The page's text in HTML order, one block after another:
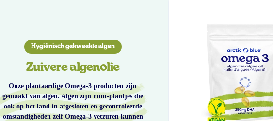
Hygiënisch gekweekte algen
Zuivere algenolie
Onze plantaardige Omega-3 producten zijn
gemaakt van algen. Algen zijn mini-plantjes die
ook op het land in afgesloten en gecontroleerde
omstandigheden zelf Omega-3 vetzuren kunnen